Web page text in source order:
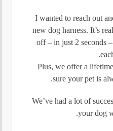
I wanted to reach out
new dog harness. It’s
off – in just 2 seconds
Plus, we offer a
sure your pet is
We’ve had a lot of
your dog